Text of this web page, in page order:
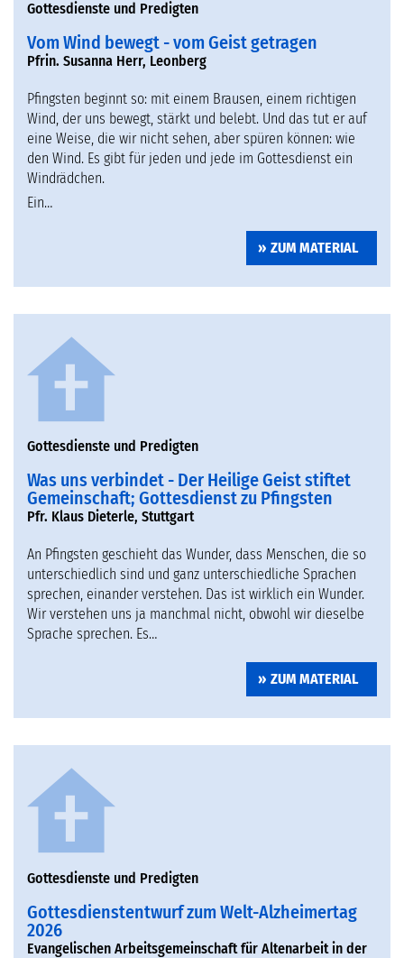
Gottesdienste und Predigten
Vom Wind bewegt - vom Geist getragen
Pfrin. Susanna Herr, Leonberg
Pfingsten beginnt so: mit einem Brausen, einem richtigen
Wind, der uns bewegt, stärkt und belebt. Und das tut er auf
eine Weise, die wir nicht sehen, aber spüren können: wie
den Wind. Es gibt für jeden und jede im Gottesdienst ein
Windrädchen.
Ein…
ZUM MATERIAL
Gottesdienste und Predigten
Was uns verbindet - Der Heilige Geist stiftet
Gemeinschaft; Gottesdienst zu Pfingsten
Pfr. Klaus Dieterle, Stuttgart
An Pfingsten geschieht das Wunder, dass Menschen, die so
unterschiedlich sind und ganz unterschiedliche Sprachen
sprechen, einander verstehen. Das ist wirklich ein Wunder.
Wir verstehen uns ja manchmal nicht, obwohl wir dieselbe
Sprache sprechen. Es…
ZUM MATERIAL
Gottesdienste und Predigten
Gottesdienstentwurf zum Welt-Alzheimertag
2026
Evangelischen Arbeitsgemeinschaft für Altenarbeit in der